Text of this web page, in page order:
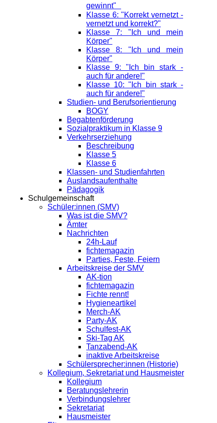
gewinnt"
Klasse 6: "Korrekt vernetzt -
vernetzt und korrekt?"
Klasse 7: "Ich und mein
Körper"
Klasse 8: "Ich und mein
Körper"
Klasse 9: "Ich bin stark -
auch für andere!"
Klasse 10: "Ich bin stark -
auch für andere!"
Studien- und Berufsorientierung
BOGY
Begabtenförderung
Sozialpraktikum in Klasse 9
Verkehrserziehung
Beschreibung
Klasse 5
Klasse 6
Klassen- und Studienfahrten
Auslandsaufenthalte
Pädagogik
Schulgemeinschaft
Schüler:innen (SMV)
Was ist die SMV?
Ämter
Nachrichten
24h-Lauf
fichtemagazin
Parties, Feste, Feiern
Arbeitskreise der SMV
AK-tion
fichtemagazin
Fichte rennt!
Hygieneartikel
Merch-AK
Party-AK
Schulfest-AK
Ski-Tag AK
Tanzabend-AK
inaktive Arbeitskreise
Schülersprecher:innen (Historie)
Kollegium, Sekretariat und Hausmeister
Kollegium
Beratungslehrerin
Verbindungslehrer
Sekretariat
Hausmeister